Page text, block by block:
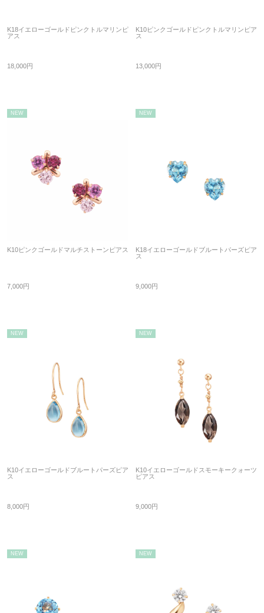
K18イエローゴールドピンクトルマリンピ
アス
18,000円
K10ピンクゴールドピンクトルマリンピア
ス
13,000円
NEW
K10ピンクゴールドマルチストーンピアス
7,000円
NEW
K18イエローゴールドブルートパーズピア
ス
9,000円
NEW
K10イエローゴールドブルートパーズピア
ス
8,000円
NEW
K10イエローゴールドスモーキークォーツ
ピアス
9,000円
NEW NEW